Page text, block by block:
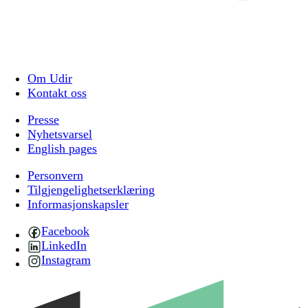
Om Udir
Kontakt oss
Presse
Nyhetsvarsel
English pages
Personvern
Tilgjengelighetserklæring
Informasjonskapsler
Facebook
LinkedIn
Instagram